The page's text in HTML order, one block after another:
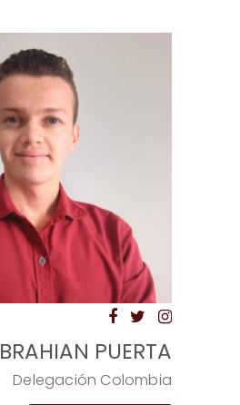
BRAHIAN PUERTA
Delegación Colombia